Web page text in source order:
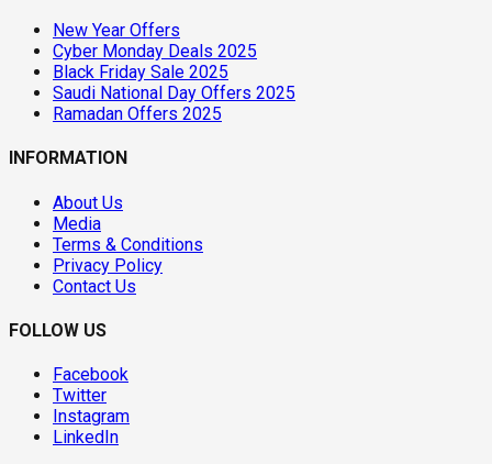
New Year Offers
Cyber Monday Deals 2025
Black Friday Sale 2025
Saudi National Day Offers 2025
Ramadan Offers 2025
INFORMATION
About Us
Media
Terms & Conditions
Privacy Policy
Contact Us
FOLLOW US
Facebook
Twitter
Instagram
LinkedIn